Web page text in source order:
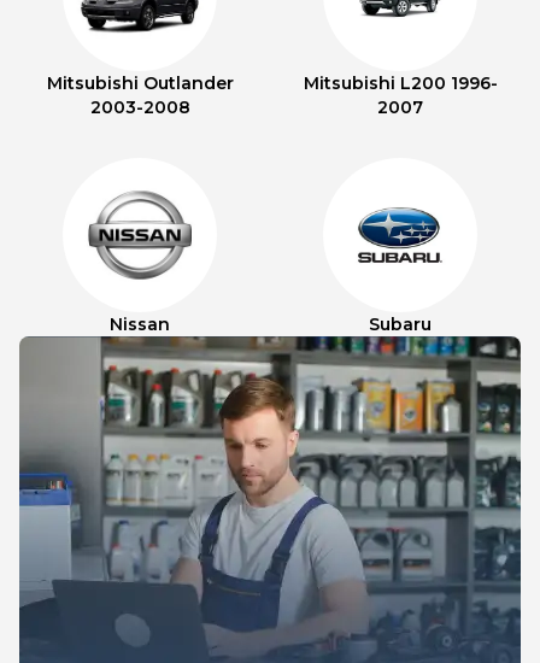
Mitsubishi Outlander
2003-2008
Mitsubishi L200 1996-
2007
Nissan Subaru